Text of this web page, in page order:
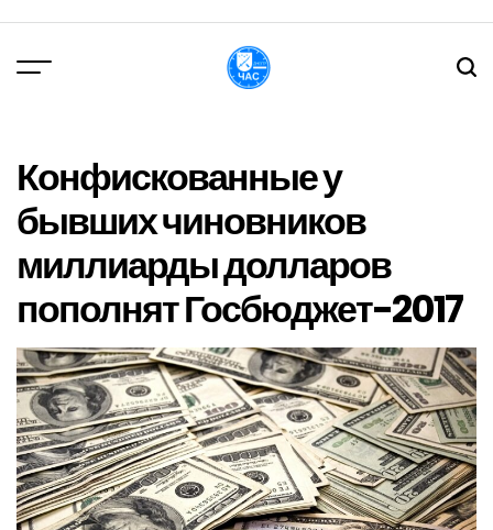
вмісту
Конфискованные у
бывших чиновников
миллиарды долларов
пополнят Госбюджет-2017